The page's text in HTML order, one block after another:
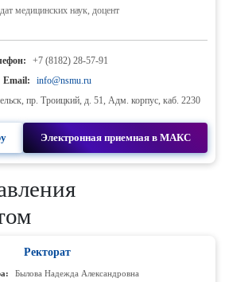
медицинских наук, доцент
+7 (8182) 28-57-91
Email:
info@nsmu.ru
пр. Троицкий, д. 51, Адм. корпус, каб. 2230
Электронная приемная в МАКС
Ректорат
Былова Надежда Александровна